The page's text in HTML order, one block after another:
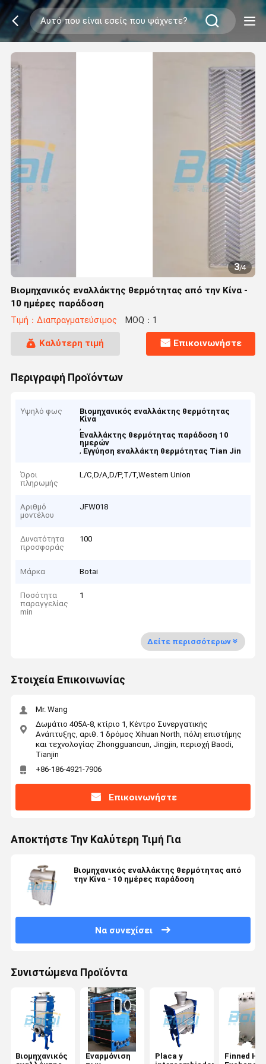
3/4
Βιομηχανικός εναλλάκτης θερμότητας από την Κίνα -
10 ημέρες παράδοση
Τιμή：Διαπραγματεύσιμος MOQ：1
Καλύτερη τιμή Επικοινωνήστε
Περιγραφή Προϊόντων
Υψηλό φως
Βιομηχανικός εναλλάκτης θερμότητας
Κίνα
,
Εναλλάκτης θερμότητας παράδοση 10
ημερών
, Εγγύηση εναλλάκτη θερμότητας Tian Jin
Όροι
πληρωμής
L/C,D/A,D/P,T/T,Western Union
Αριθμό
μοντέλου
JFW018
Δυνατότητα
προσφοράς
100
Μάρκα Botai
Ποσότητα
παραγγελίας
min
1
Δείτε περισσότερων
Στοιχεία Επικοινωνίας
Mr. Wang
Δωμάτιο 405A-8, κτίριο 1, Κέντρο Συνεργατικής
Ανάπτυξης, αριθ. 1 δρόμος Xihuan North, πόλη επιστήμης
και τεχνολογίας Zhongguancun, Jingjin, περιοχή Baodi,
Tianjin
+86-186-4921-7906
Επικοινωνήστε
Αποκτήστε Την Καλύτερη Τιμή Για
Βιομηχανικός εναλλάκτης θερμότητας από
την Κίνα - 10 ημέρες παράδοση
Να συνεχίσει
Συνιστώμενα Προϊόντα
Βιομηχανικός
Εναρμόνιση
Placa y
Finned